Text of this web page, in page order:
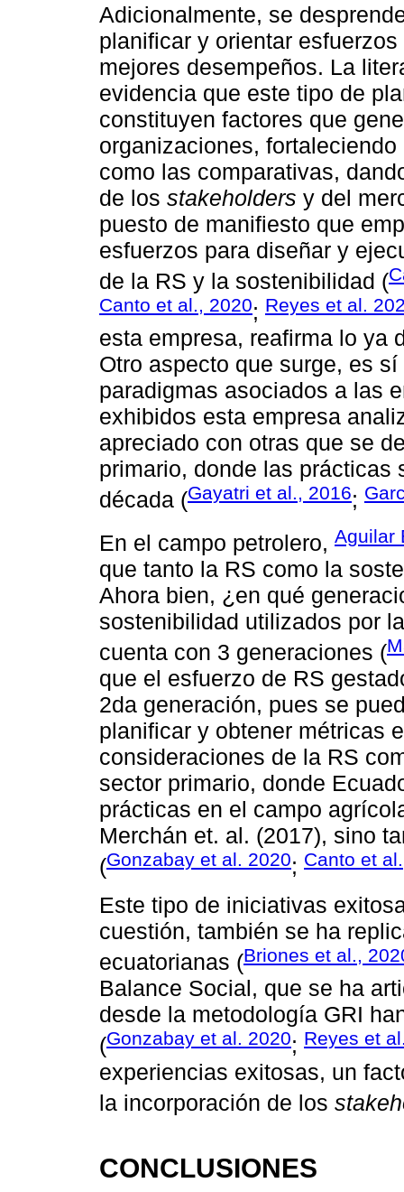
Adicionalmente, se
planificar y orientar
mejores desempeños. La
evidencia que este tipo de
constituyen factores que
organizaciones,
como las comparativas,
de los stakeholders y del
puesto de manifiesto que
esfuerzos para diseñar y
de la RS y la sostenibilidad (
Canto et al., 2020; Reyes et al.
esta empresa, reafirma lo ya
Otro aspecto que surge, es
paradigmas asociados a las
exhibidos esta empresa
apreciado con otras que se
primario, donde las
década (Gayatri et al., 2016;
En el campo petrolero, Aguilar
que tanto la RS como la
Ahora bien, ¿en qué
sostenibilidad utilizados por
cuenta con 3 generaciones (
que el esfuerzo de RS
2da generación, pues se
planificar y obtener métricas
consideraciones de la RS
sector primario, donde
prácticas en el campo
Merchán et. al. (2017), sino
(Gonzabay et al. 2020; Canto et
Este tipo de iniciativas
cuestión, también se ha
ecuatorianas (Briones et al.,
Balance Social, que se ha
desde la metodología GRI
(Gonzabay et al. 2020; Reyes et
experiencias exitosas, un
la incorporación de los
CONCLUSIONES